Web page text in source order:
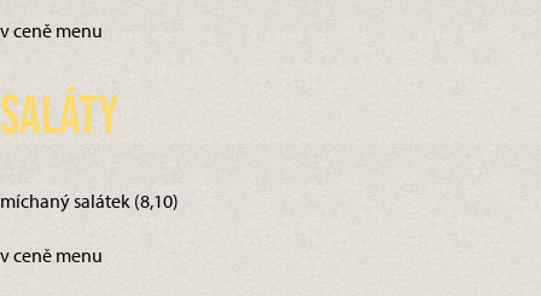
v ceně menu
Saláty
míchaný salátek (8,10)
v ceně menu